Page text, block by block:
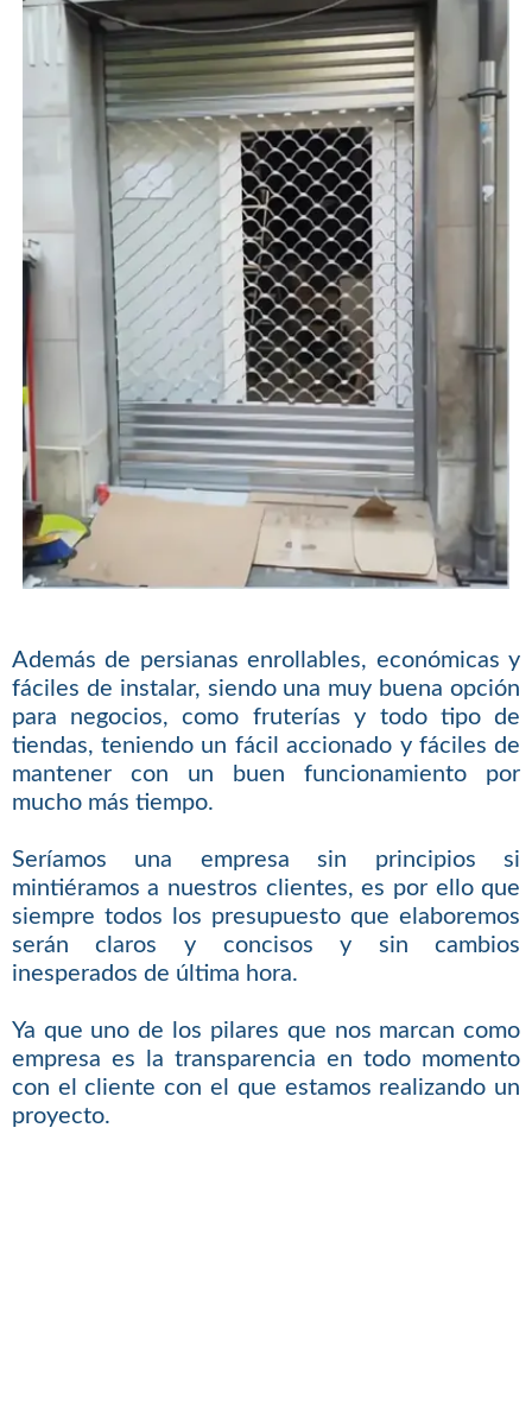
Además de persianas enrollables, económicas y
fáciles de instalar, siendo una muy buena opción
para negocios, como fruterías y todo tipo de
tiendas, teniendo un fácil accionado y fáciles de
mantener con un buen funcionamiento por
mucho más tiempo.
Seríamos una empresa sin principios si
mintiéramos a nuestros clientes, es por ello que
siempre todos los presupuesto que elaboremos
serán claros y concisos y sin cambios
inesperados de última hora.
Ya que uno de los pilares que nos marcan como
empresa es la transparencia en todo momento
con el cliente con el que estamos realizando un
proyecto.